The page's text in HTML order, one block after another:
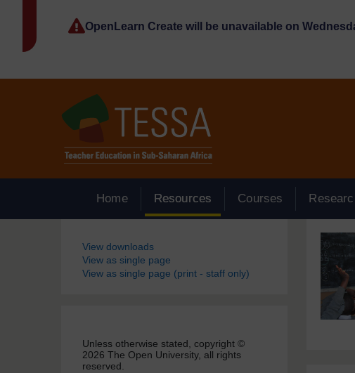
OpenLearn Create will be unavailable on
Home Resources Courses
Blocs
View downloads
View as single page
View as single page (print - staff only)
Unless otherwise stated, copyright ©
2026 The Open University, all rights
reserved.